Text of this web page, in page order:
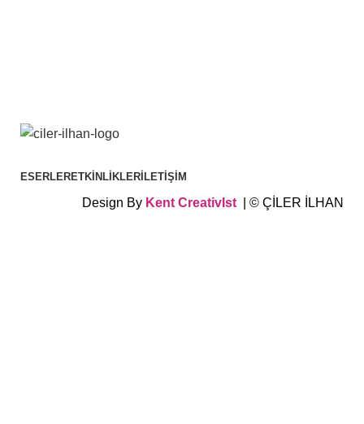
ESERLERETKINLIKLER İLETIŞIM
Design By Kent CreativIst | © ÇİLER İLHAN